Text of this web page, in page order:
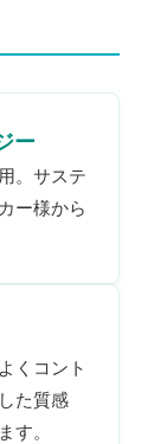
ー
。サステ
ー様から
くコント
た質感
。